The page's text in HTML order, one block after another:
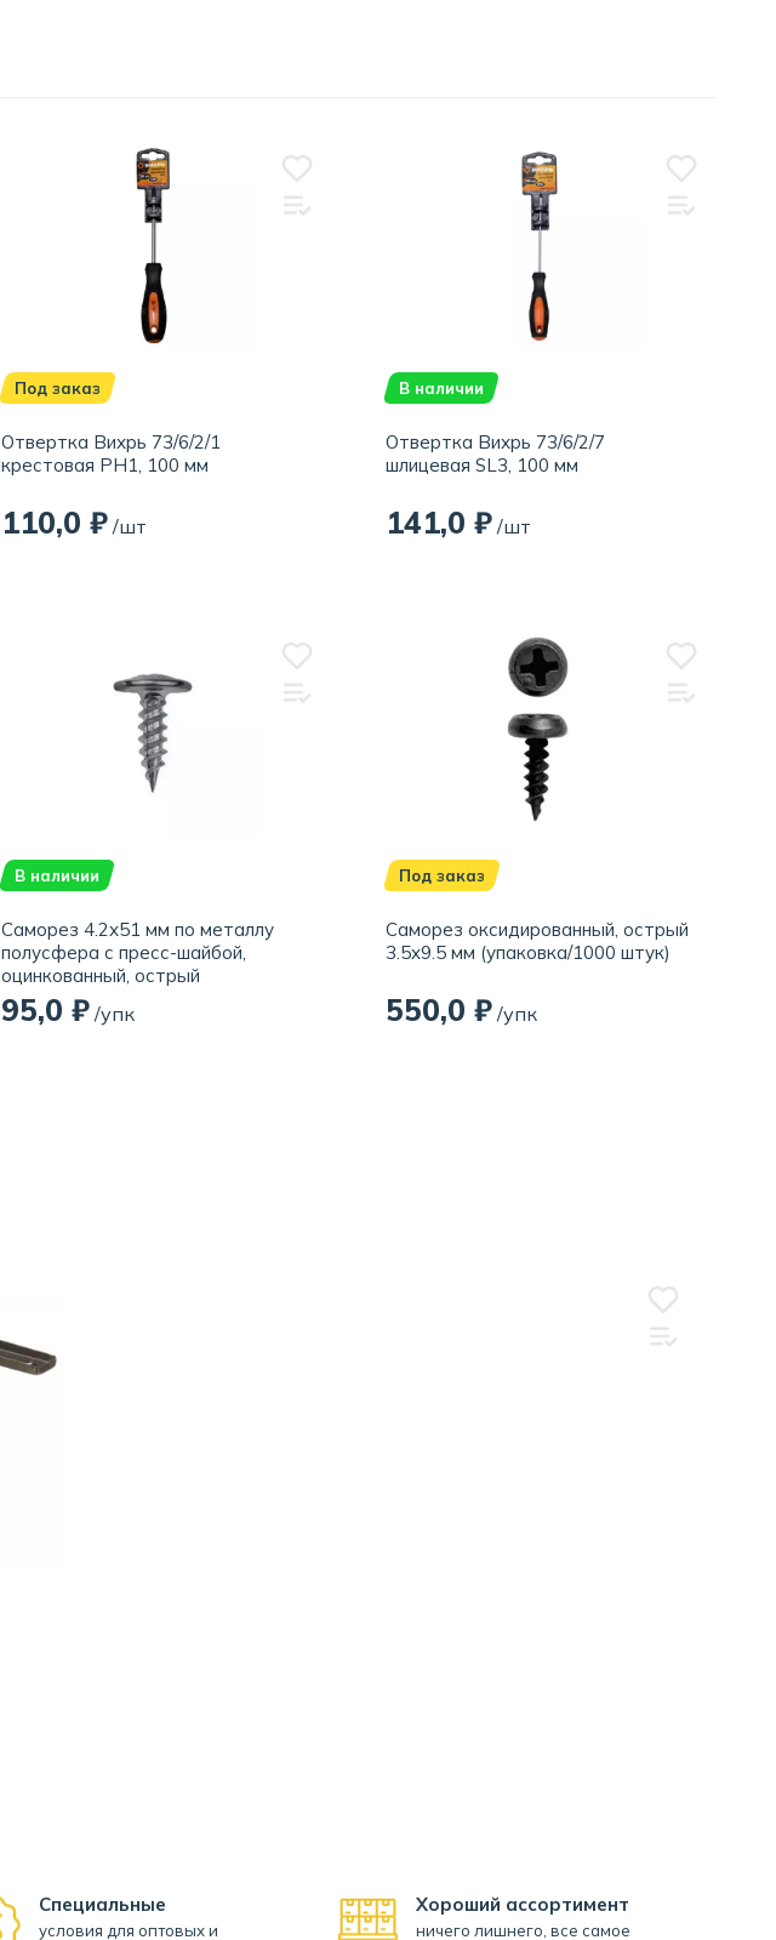
Под заказ
Отвертка Вихрь 73/6/2/1
крестовая РН1, 100 мм
110,0 ₽ /шт
В наличии
Отвертка Вихрь 73/6/2/7
шлицевая SL3, 100 мм
141,0 ₽ /шт
В наличии
Саморез 4.2х51 мм по металлу
полусфера с пресс-шайбой,
оцинкованный, острый
(упаковка/22 штуки)
95,0 ₽ /упк
Под заказ
Саморез оксидированный, острый
3.5x9.5 мм (упаковка/1000 штук)
550,0 ₽ /упк
Специальные
условия для оптовых и
Хороший ассортимент
ничего лишнего, все самое